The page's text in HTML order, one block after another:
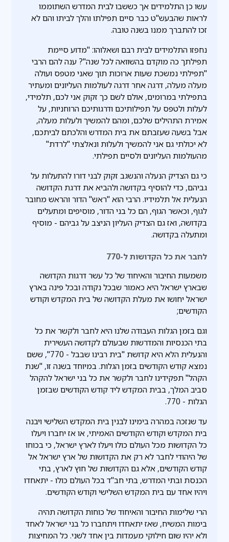
עשו כן התלמידים אך כששבו לבית המדרש השתוממו
לראות שהבעש"ט כבר סיים תפילתו והלך לביתו והם לא
זכו להתברך ממנו בשנה טובה.
נחפזו התלמידים לבית רבם ושאלוהו: "מדוע סיימת
תפילתך כה מוקדם בהשוואה לכל שנה"? ענה להם הרבי
"תפילתי נמשכת שעות ארוכות תוך שאני מטפס ועולה
מעלה מעלה, דרגה אחר דרגה לעולמות העליונים ומעתיר
בתפילתי במרומים, אולם לשם כך זקוק אני לכם, תלמידי,
לעלות ולטפס על תפילותיכם ודרגותיכם הרוחניות, על
אמירת התהילים שלכם, ומהם להמשיך ולעלות מעלה,
אבל בשעה שעזבתם את בית המדרש והלכתם לביתכם,
לא יכולתי גם אני להמשיך ולעלות ונאלצתי "לרדת"
מהעולמות העליונים ולסיים תפילתי.
כי גם הצדיק הנעלה והנשגב זקוק לבני דורו להתעלות על
גביהם, כדי להוסיף בקדושה ולהביא את דרגת הקדושה
הנעלית אל תלמידיו. הרבי הוא "ראש" הדור והראש מחובר
לגוף, וכאשר הגוף, הם כל בני הדור, מוסיפים ומתעלים
בקדושה, ואז גם הצדיק העליון הניצב על גביהם - מוסיף
ומתעלה בקדושה.
לחבר את כל הקדושות ל-770
משמעות החיבור והאיחוד של כל עשר דרגות הקדושה
שבארץ ישראל היא כאמור שבכל נקודה ובכל פינה בארץ
ישראל יחושו את מעלת הקדושה של בית המקדש וקודש
הקודשים;
וגם בזמן הגלות העבודה שלנו היא לחבר ולקשר את כל
בתי הכנסיות והמדרשות שבעולם לקדושה העשירית
והנעלית הלא היא קדושת "בית רבינו שבבל - 770", ששם
נמצא קודש הקודשים בזמן הגלות. במיוחד בשנה זו, "שנת
הקהל" תפקידינו לחבר ולקשר את כל בני ישראל להקהל
סביב המלך, בבית המקדש ליד קודש הקודשים שבזמן
הגלות - 770.
עד שנזכה במהרה בימינו לבנין בית המקדש השלישי ויבנה
בית המקדש וקודש הקודשים האמיתי, או אז יחברו ויעלו
כל הקדושות מכל העולם כולו ויעלו לארץ ישראל, כי בכוחו
של היהודי לחבר לא רק את הקדושות של ארץ ישראל אל
קודש הקודשים, אלא גם הקדושות של חוץ לארץ, בתי
הכנסת ובתי המדרש, בתי חב"ד בכל העולם כולו - יתאחדו
ויהיו אחד עם בית המקדש השלישי וקודש הקודשים.
הרי שלימות החיבור והאיחוד של כוחות הקדושה תהיה
בימות המשיח, שאז יתאחדו ויתחברו כל בני ישראל לאחד
ולא יהיו שום חילוקי מעמדות בין אחד לשני. כל המחיצות